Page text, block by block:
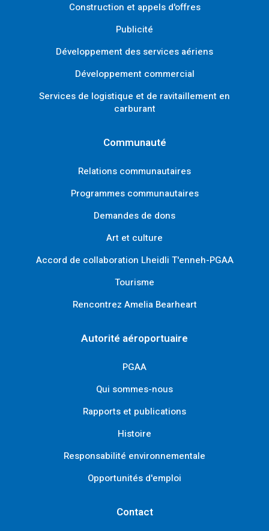
Construction et appels d'offres
Publicité
Développement des services aériens
Développement commercial
Services de logistique et de ravitaillement en
carburant
Communauté
Relations communautaires
Programmes communautaires
Demandes de dons
Art et culture
Accord de collaboration Lheidli T'enneh-PGAA
Tourisme
Rencontrez Amelia Bearheart
Autorité aéroportuaire
PGAA
Qui sommes-nous
Rapports et publications
Histoire
Responsabilité environnementale
Opportunités d'emploi
Contact